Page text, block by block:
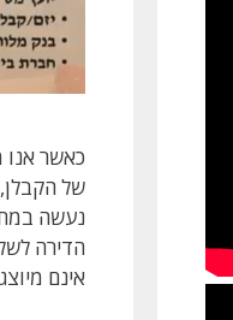
כאשר אנו
של
נעשה
הדירה
אינם